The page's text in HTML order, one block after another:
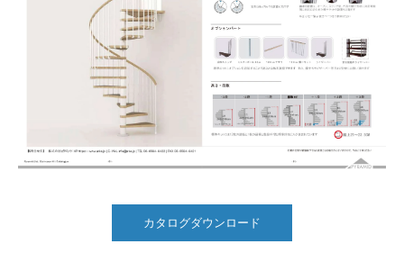
カタログダウンロード